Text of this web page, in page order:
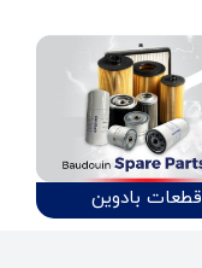
قطعات بادوین